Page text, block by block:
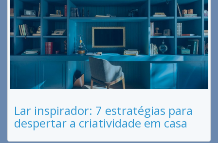
Lar inspirador: 7 estratégias para
despertar a criatividade em casa